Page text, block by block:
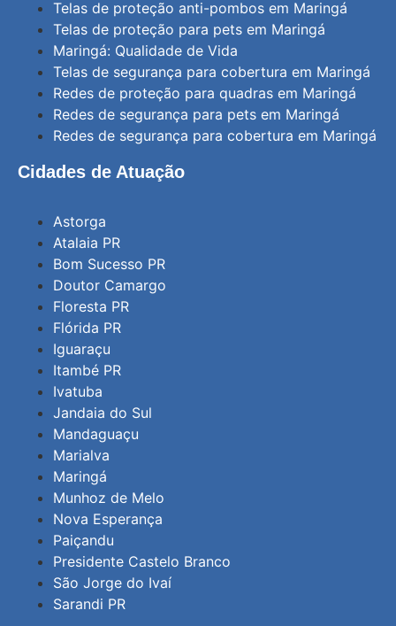
Telas de proteção anti-pombos em Maringá
Telas de proteção para pets em Maringá
Maringá: Qualidade de Vida
Telas de segurança para cobertura em Maringá
Redes de proteção para quadras em Maringá
Redes de segurança para pets em Maringá
Redes de segurança para cobertura em Maringá
Cidades de Atuação
Astorga
Atalaia PR
Bom Sucesso PR
Doutor Camargo
Floresta PR
Flórida PR
Iguaraçu
Itambé PR
Ivatuba
Jandaia do Sul
Mandaguaçu
Marialva
Maringá
Munhoz de Melo
Nova Esperança
Paiçandu
Presidente Castelo Branco
São Jorge do Ivaí
Sarandi PR